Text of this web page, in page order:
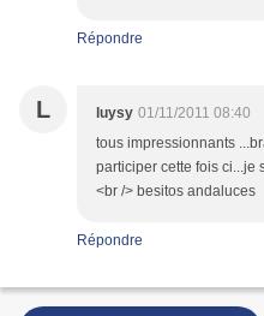
Répondre
L luysy 01/11/2011 08:40
tous impressionnants
participer cette fois ci...je
<br /> besitos andaluces
Répondre